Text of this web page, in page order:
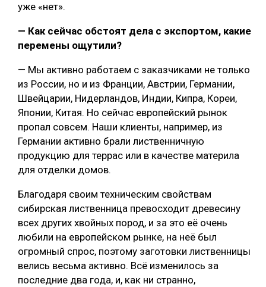
уже «нет».
— Как сейчас обстоят дела с экспортом, какие
перемены ощутили?
— Мы активно работаем с заказчиками не только
из России, но и из Франции, Австрии, Германии,
Швейцарии, Нидерландов, Индии, Кипра, Кореи,
Японии, Китая. Но сейчас европейский рынок
пропал совсем. Наши клиенты, например, из
Германии активно брали лиственничную
продукцию для террас или в качестве материла
для отделки домов.
Благодаря своим техническим свойствам
сибирская лиственница превосходит древесину
всех других хвойных пород, и за это её очень
любили на европейском рынке, на неё был
огромный спрос, поэтому заготовки лиственницы
велись весьма активно. Всё изменилось за
последние два года, и, как ни странно,